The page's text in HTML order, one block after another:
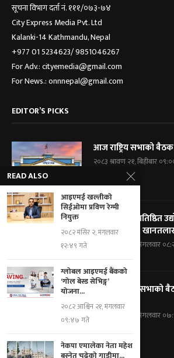
सूचना विभाग दर्ता नं. १११/०७३-७४
City Express Media Pvt. Ltd
Kalanki-14 Kathmandu, Nepal
+977 01 5234623/ 9851046267
For Adv.: cityemedia@gmail.com
For News.: onnnepal@gmail.com
EDITOR’S PICKS
आज राष्ट्रिय सभाको
२०८३ श्रावण २१, बिहीबार
विराटनगरका प्रतिष्ठित
प्रहरी घेराबन्दी,
२०८३ श्रावण १९, मंगलवार
आज प्रतिनिधि सभाको
कार्यसूची
२०८३ श्रावण १९, मंगलवार
READ ALSO
आइएमई खल्तीको
सिईओमा प्रविण रेग्मी
नियुक्त
२०८२ मंसिर २, मंगलवार
१२:४९ गते
ग्लोबल आइएमई बैंकको
‘गोल बेस्ड सेभिङ्ग’
योजना...
२०८२ आश्विन २१, मंगलवार
०९:४७ गते
नेकपा एमालेका नेता महेश